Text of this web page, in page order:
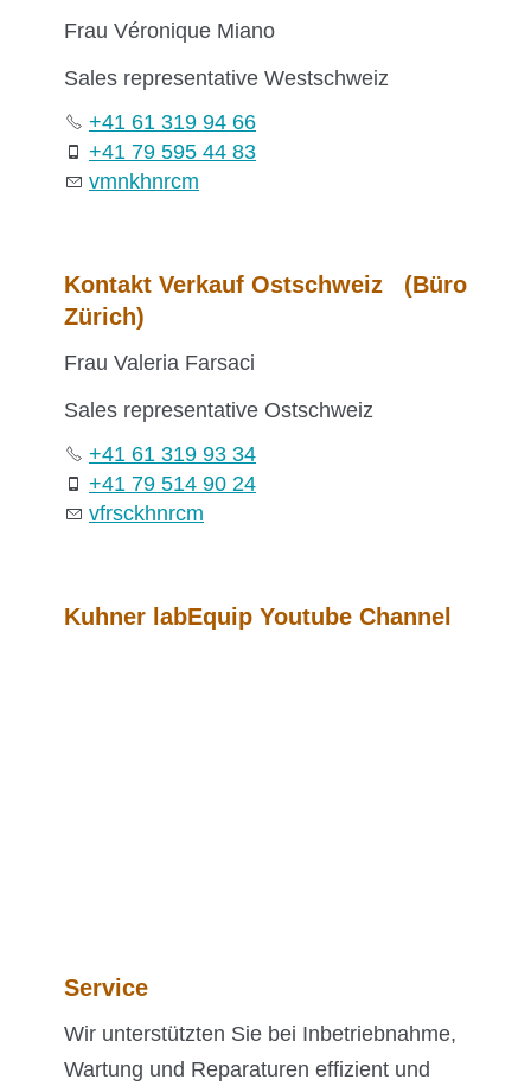
Frau Véronique Miano
Sales representative Westschweiz
+41 61 319 94 66
+41 79 595 44 83
vmnkhnrcm
Kontakt Verkauf Ostschweiz (Büro
Zürich)
Frau Valeria Farsaci
Sales representative Ostschweiz
+41 61 319 93 34
+41 79 514 90 24
vfrsckhnrcm
Kuhner labEquip Youtube Channel
Service
Wir unterstützten Sie bei Inbetriebnahme,
Wartung und Reparaturen effizient und